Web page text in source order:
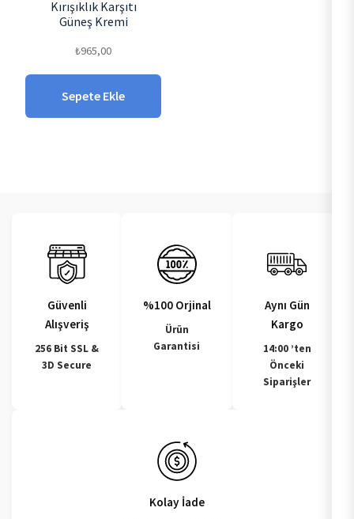
Kırışıklık Karşıtı
Güneş Kremi
₺965,00
Sepete Ekle
Güvenli
Alışveriş
256 Bit SSL &
3D Secure
%100 Orjinal
Ürün
Garantisi
Aynı Gün
Kargo
14:00 ’ten
Önceki
Siparişler
Kolay İade